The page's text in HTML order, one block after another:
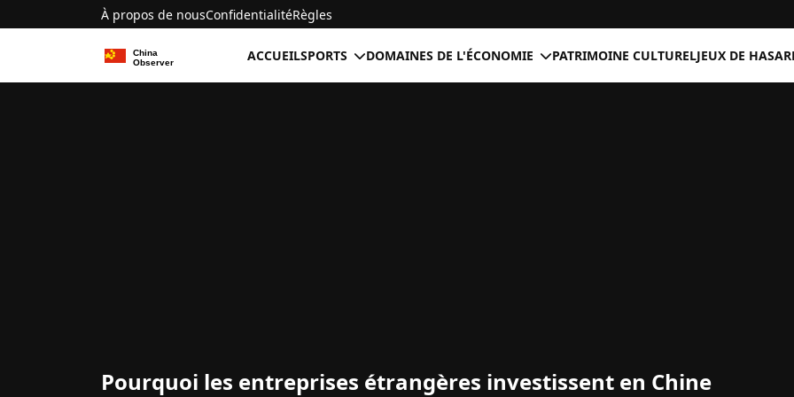
À propos de nousConfidentialitéRègles
ACCUEILSPORTS DOMAINES DE L'ÉCONOMIE PATRIMOINE CULTURELJEUX DE
Pourquoi les entreprises étrangères investissent en Chine